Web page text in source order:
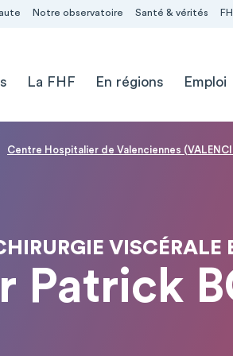
Notre observatoire Santé & vérités
La FHF En régions Emploi
Centre Hospitalier de Valenciennes
VISCÉRALE
Patrick